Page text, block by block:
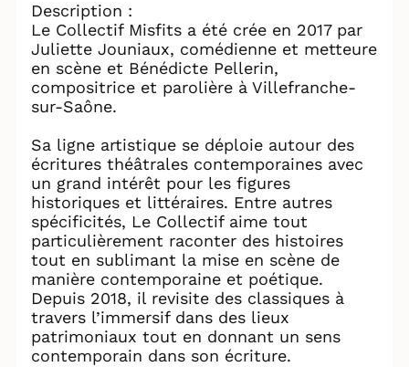
Description :
Le Collectif Misfits a été crée en 2017 par
Juliette Jouniaux, comédienne et metteure
en scène et Bénédicte Pellerin,
compositrice et parolière à Villefranche-
sur-Saône.
Sa ligne artistique se déploie autour des
écritures théâtrales contemporaines avec
un grand intérêt pour les figures
historiques et littéraires. Entre autres
spécificités, Le Collectif aime tout
particulièrement raconter des histoires
tout en sublimant la mise en scène de
manière contemporaine et poétique.
Depuis 2018, il revisite des classiques à
travers l’immersif dans des lieux
patrimoniaux tout en donnant un sens
contemporain dans son écriture.